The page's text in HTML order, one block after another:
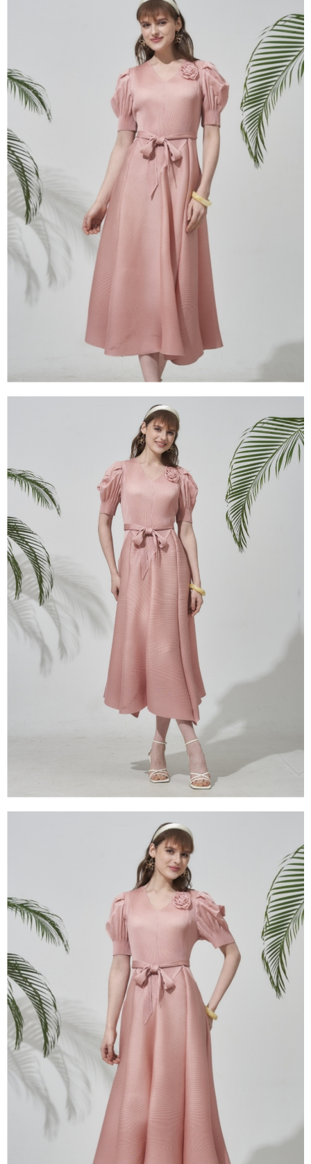
4.訂單成立30分鐘內，如未前往確認交易或遇審核未通過，訂單將自動取
消。如遇「轉專審核」未通過狀況，表示未達大哥付你分期系統評分，恕無
1.分期款項不併入電信帳單，「大哥付你分期」於每月結算日後寄送繳費提
醒簡訊。
2.透過簡訊連結打開帳單後，可選擇「超商條碼／台灣大直營門市／銀行轉
帳／街口支付／iPASS MONEY」等通路繳費。
【注意事項】
1.本服務係由「台灣大哥大股份有限公司」（以下簡稱本公司）所提供，讓
用戶於交易時，得透過本服務購買商品或服務，並由商店將買賣／分期付款
買賣價金債權讓與本公司後，依約使用本公司帳單繳交帳款。
2.基於同意付款使用「大哥付你分期」之契約關係目的，商店將以您的個人
資料（包含姓名、電話或地址）提供予台灣大哥大進項蒐集、處理及利用，
由本公司與您本人進行分期帳單所需資料之確認、核對及更正。
3.完整用戶服務條款，請詳閱以下連結：
https://oppay.tw/userRule
１．簡單：不需註冊會員、不需綁卡、不需儲值。
２．便利：只要手機號碼，簡訊認證，即可結帳。
３．安心：先確認商品／服務後，再付款。
【「AFTEE先享後付」結帳流程】
１．於結帳方式選擇「AFTEE先享後付」後，將跳轉至「AFTEE先享後付」
結帳頁面，進行簡訊認證並確認金額後，即可完成結帳。
２．訂單成立數日內，您將收到繳費通知簡訊。
３．收到繳費通知簡訊後14天內，點擊此簡訊中的連結，可透過四大超商／
ATM／網路銀行／等多元方式進行付款，方視為交易完成。
※ 請注意：結帳手續完成當下不需立刻繳費，但若您需要取消訂單，請聯絡
購買商品的店家。未經商家同意取消之訂單仍視為有效，需透過AFTEE先享
後付繳納相關費用。
※ 交易是否成功請以「AFTEE先享後付 」之結帳頁面顯示為準，若有關於
是否繳費成功／繳費後需取消欲退款等相關疑問，請聯繫「AFTEE先享後付
客戶支援中心」
https://netprotections.freshdesk.com/support/home
【注意事項】
１．透過由恩沛科技股份有限公司提供之「AFTEE先享後付」服務完成之交
易，需依本服務之必要範圍內提供個人資料，並將交易相關給付款項請求債
權轉讓予恩沛科技股份有限公司。
２．關於個人資料處理事宜，請瀏覽以下網址：
https://aftee.tw/terms/#terms3
３．未成年的使用者請事先徵得法定代理人或監護人之同意方可使用
「AFTEE先享後付」，若未經同意申辦者引起之損失，本公司不負相關責
４．使用「AFTEE先享後付」時，將依據個別帳號之用戶狀況，依本公司即
時審查核予不同之上限額度；若仍有額度不足之情形，本公司將視審查結果
５．嚴禁一人註冊多個帳號或使用他人資訊註冊。若發現惡意使用之情形，
每筆NT$120，滿NT$2,000(含以上)免運費
7-11取貨付款
每筆NT$120，滿NT$2,000(含以上)免運費
宅配
每筆NT$120，滿NT$2,000(含以上)免運費